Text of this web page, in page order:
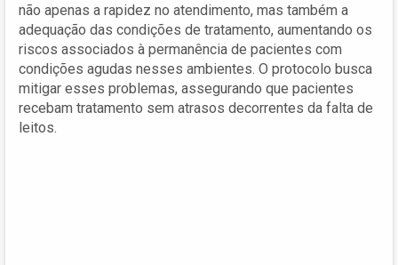
não apenas a rapidez no atendimento, mas também a
adequação das condições de tratamento, aumentando os
riscos associados à permanência de pacientes com
condições agudas nesses ambientes. O protocolo busca
mitigar esses problemas, assegurando que pacientes
recebam tratamento sem atrasos decorrentes da falta de
leitos.